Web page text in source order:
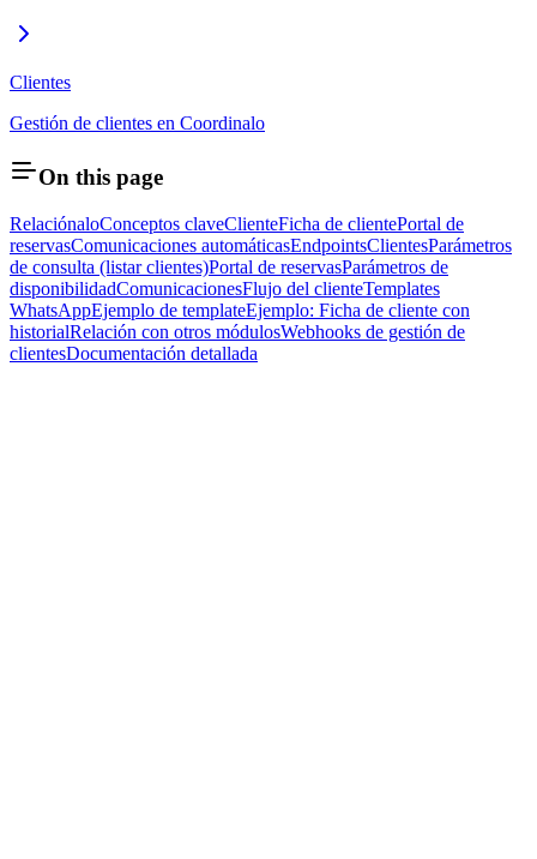
Clientes
Gestión de clientes en Coordinalo
On this page
RelaciónaloConceptos claveClienteFicha de clientePortal de
reservasComunicaciones automáticasEndpointsClientesParámetros
de consulta (listar clientes)Portal de reservasParámetros de
disponibilidadComunicacionesFlujo del clienteTemplates
WhatsAppEjemplo de templateEjemplo: Ficha de cliente con
historialRelación con otros módulosWebhooks de gestión de
clientesDocumentación detallada